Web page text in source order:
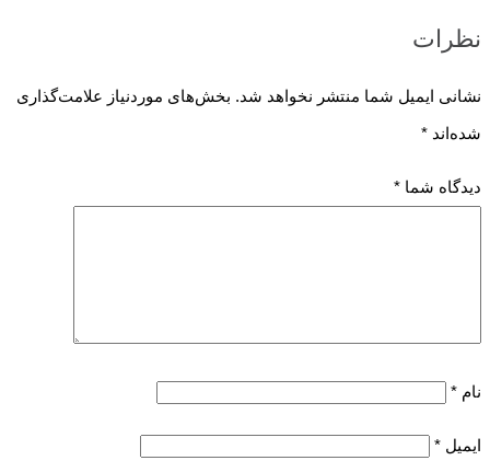
نظرات
نشانی ایمیل شما منتشر نخواهد شد. بخش‌های موردنیاز علامت‌گذاری
شده‌اند *
دیدگاه شما *
نام *
ایمیل *